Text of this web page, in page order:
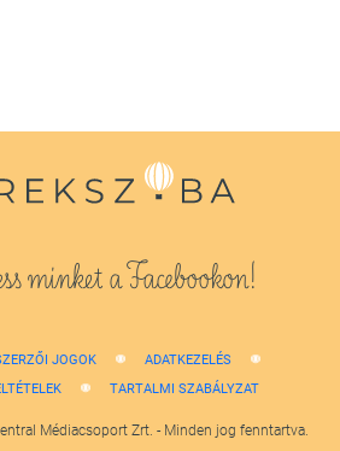
minket a Facebookon!
JOGOK
ADATKEZELÉS
TARTALMI SZABÁLYZAT
Médiacsoport Zrt. - Minden jog fenntartva.